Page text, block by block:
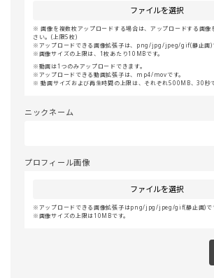
ファイルを選択
画像を複数枚アップロードする場合は、アップロードする画像
さい。(上限5枚)
アップロードできる画像拡張子は、png/jpg/jpeg/gif(静止画)
画像サイズの上限は、1枚あたり10MBです。
動画は1つのみアップロードできます。
アップロードできる動画拡張子は、mp4/movです。
動画サイズおよび再生時間の上限は、それぞれ500MB、30秒で
ニックネーム
プロフィール画像
ファイルを選択
アップロードできる画像拡張子はpng/jpg/jpeg/gif(静止画)で
画像サイズの上限は10MBです。